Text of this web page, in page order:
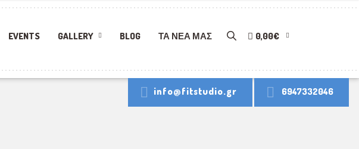
EVENTS GALLERY BLOG ΤΑ ΝΈΑ ΜΑΣ 0,00€
info@fitstudio.gr 6947332046